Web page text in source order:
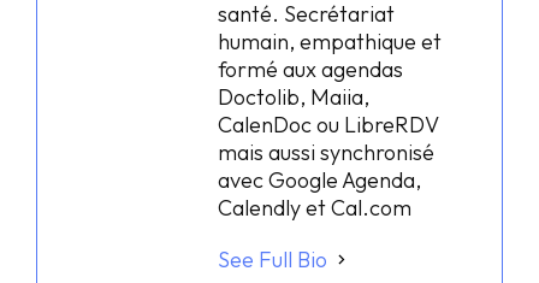
santé. Secrétariat
humain, empathique et
formé aux agendas
Doctolib, Maiia,
CalenDoc ou LibreRDV
mais aussi synchronisé
avec Google Agenda,
Calendly et Cal.com
See Full Bio